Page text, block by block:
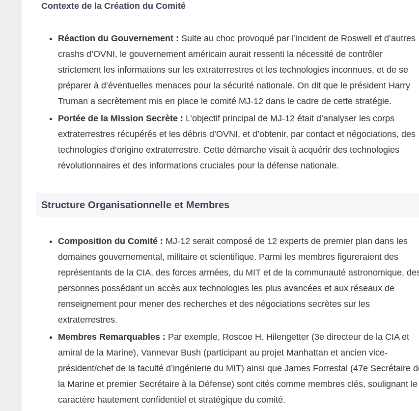
Contexte de la Création du Comité
Réaction du Gouvernement : Suite au choc provoqué par l’incident de Roswell et d’autres
crashs d’OVNI, le gouvernement américain aurait ressenti la nécessité de contrôler
strictement les informations sur les extraterrestres et les technologies inconnues, et de se
préparer à d’éventuelles menaces pour la sécurité nationale. On dit que le président Harry
Truman a secrètement mis en place le comité MJ‑12 dans le cadre de cette stratégie.
Portée de la Mission Secrète : L’objectif principal de MJ‑12 était d’analyser les corps
extraterrestres récupérés et les débris d’OVNI, et d’obtenir, par contact et négociations, des
technologies d’origine extraterrestre. Cette démarche visait à acquérir des technologies
révolutionnaires et des informations cruciales pour la défense nationale.
Structure Organisationnelle et Membres
Composition du Comité : MJ‑12 serait composé de 12 experts de premier plan dans les
domaines gouvernemental, militaire et scientifique. Parmi les membres figureraient des
représentants de la CIA, des forces armées, du MIT et de la communauté astronomique,
personnes possédant un accès aux technologies les plus avancées et aux réseaux de
renseignement pour mener des recherches et des négociations secrètes sur les
extraterrestres.
Membres Remarquables : Par exemple, Roscoe H. Hilengetter (3e directeur de la CIA et
amiral de la Marine), Vannevar Bush (participant au projet Manhattan et ancien vice-
président/chef de la faculté d’ingénierie du MIT) ainsi que James Forrestal (47e Secrétaire
la Marine et premier Secrétaire à la Défense) sont cités comme membres clés, soulignant le
caractère hautement confidentiel et stratégique du comité.